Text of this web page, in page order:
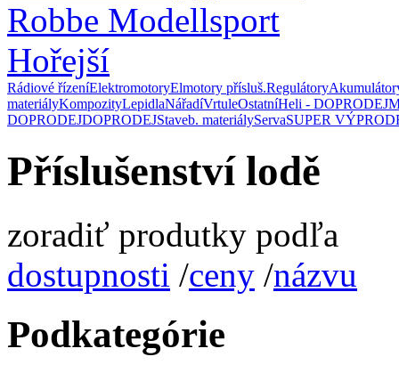
Robbe Modellsport
Hořejší
Rádiové řízeníElektromotoryElmotory přísluš.Regulátory
materiályKompozityLepidlaNářadíVrtuleOstatníHeli - DOPRODEJ
DOPRODEJDOPRODEJStaveb. materiályServaSUPER
Příslušenství lodě
zoradiť produtky podľa
dostupnosti /ceny /názvu
Podkategórie